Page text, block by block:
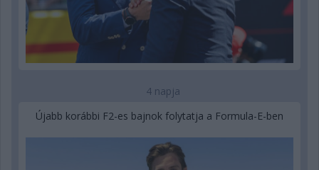
4 napja
Újabb korábbi F2-es bajnok folytatja a Formula-E-ben